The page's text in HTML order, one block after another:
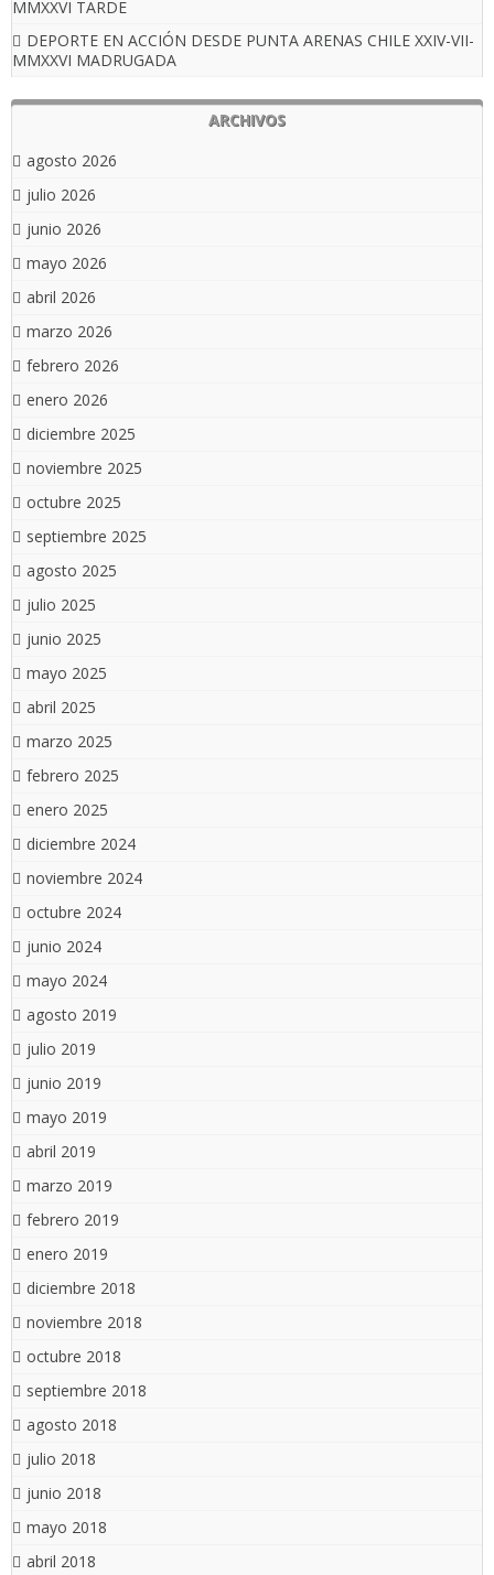
MMXXVI TARDE
DEPORTE EN ACCIÓN DESDE PUNTA ARENAS CHILE XXIV-VII-
MMXXVI MADRUGADA
ARCHIVOS
agosto 2026
julio 2026
junio 2026
mayo 2026
abril 2026
marzo 2026
febrero 2026
enero 2026
diciembre 2025
noviembre 2025
octubre 2025
septiembre 2025
agosto 2025
julio 2025
junio 2025
mayo 2025
abril 2025
marzo 2025
febrero 2025
enero 2025
diciembre 2024
noviembre 2024
octubre 2024
junio 2024
mayo 2024
agosto 2019
julio 2019
junio 2019
mayo 2019
abril 2019
marzo 2019
febrero 2019
enero 2019
diciembre 2018
noviembre 2018
octubre 2018
septiembre 2018
agosto 2018
julio 2018
junio 2018
mayo 2018
abril 2018